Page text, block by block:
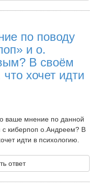
по поводу
и о.
В своём
хочет идти
ваше мнение по данной
с киберпоп о.Андреем? В
идти в психологию.
ответ